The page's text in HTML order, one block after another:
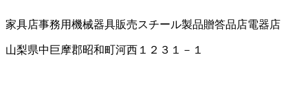
家具店事務用機械器具販売スチール製品贈答品店電器店
山梨県中巨摩郡昭和町河西１２３１－１